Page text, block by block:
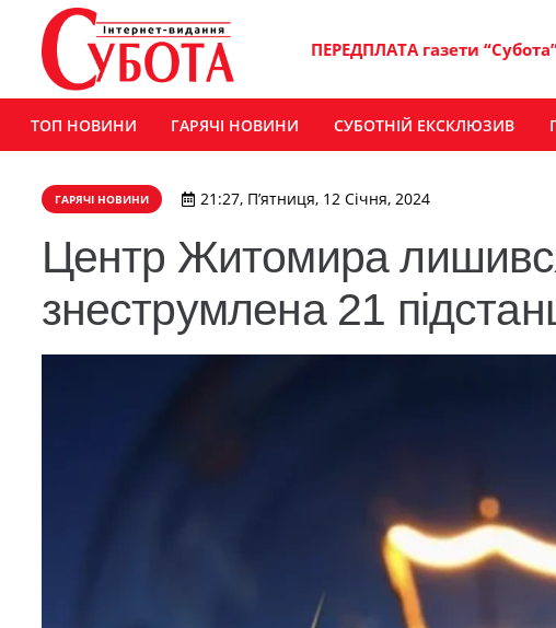
ПЕРЕДПЛАТА газети
ТОП НОВИНИ ГАРЯЧІ НОВИНИ СУБОТНІЙ ЕКСКЛЮЗИВ
ГАРЯЧІ НОВИНИ 21:27, П’ятниця, 12 Січня, 2024
Центр Житомира
знеструмлена 21